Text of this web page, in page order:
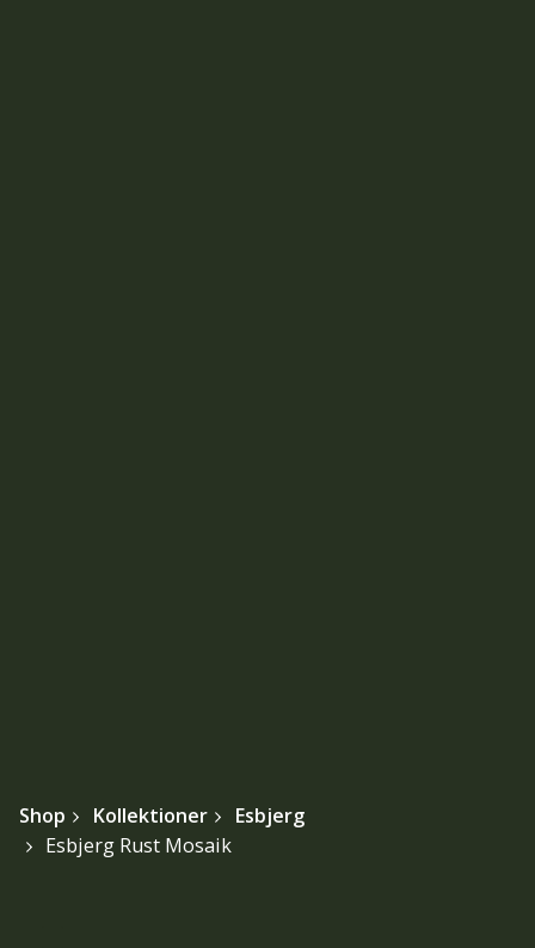
Shop Kollektioner
Esbjerg
Esbjerg Rust Mosaik